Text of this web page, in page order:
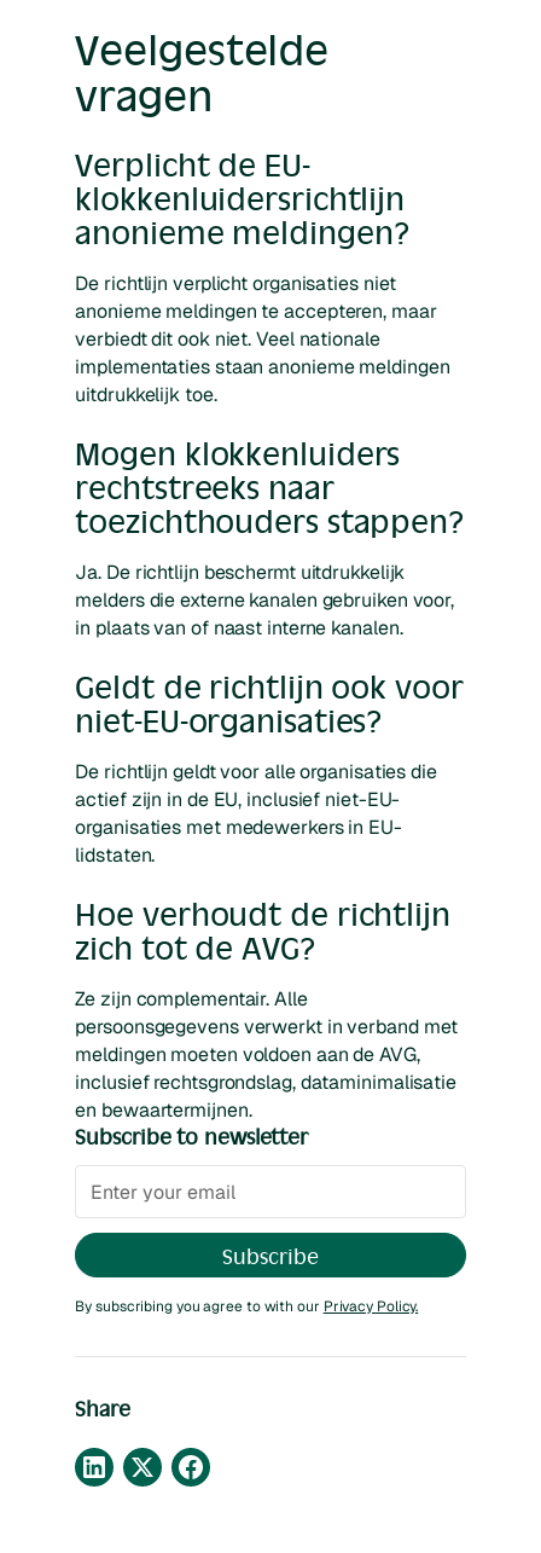
Veelgestelde
vragen
Verplicht de EU-
klokkenluidersrichtlijn
anonieme meldingen?
De richtlijn verplicht organisaties niet
anonieme meldingen te accepteren, maar
verbiedt dit ook niet. Veel nationale
implementaties staan anonieme meldingen
uitdrukkelijk toe.
Mogen klokkenluiders
rechtstreeks naar
toezichthouders stappen?
Ja. De richtlijn beschermt uitdrukkelijk
melders die externe kanalen gebruiken voor,
in plaats van of naast interne kanalen.
Geldt de richtlijn ook voor
niet-EU-organisaties?
De richtlijn geldt voor alle organisaties die
actief zijn in de EU, inclusief niet-EU-
organisaties met medewerkers in EU-
lidstaten.
Hoe verhoudt de richtlijn
zich tot de AVG?
Ze zijn complementair. Alle
persoonsgegevens verwerkt in verband met
meldingen moeten voldoen aan de AVG,
inclusief rechtsgrondslag, dataminimalisatie
en bewaartermijnen.
Subscribe to newsletter
By subscribing you agree to with our Privacy Policy.
Share